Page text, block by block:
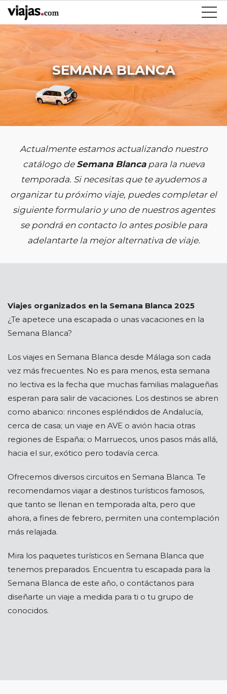
SEMANA BLANCA
Actualmente estamos actualizando nuestro
catálogo de Semana Blancapara la nueva
temporada. Si necesitas que te ayudemos a
organizar tu próximo viaje, puedes completar el
siguiente formulario y uno de nuestros agentes
se pondrá en contacto lo antes posible para
adelantarte la mejor alternativa de viaje.
Viajes organizados en la Semana Blanca 2025
¿Te apetece una escapada o unas vacaciones en la
Semana Blanca?
Los viajes en Semana Blanca desde Málaga son cada
vez más frecuentes. No es para menos, esta semana
no lectiva es la fecha que muchas familias malagueñas
esperan para salir de vacaciones. Los destinos se abren
como abanico: rincones espléndidos de Andalucía,
cerca de casa; un viaje en AVE o avión hacia otras
regiones de España; o Marruecos, unos pasos más allá,
hacia el sur, exótico pero todavía cerca.
Ofrecemos diversos circuitos en Semana Blanca. Te
recomendamos viajar a destinos turísticos famosos,
que tanto se llenan en temporada alta, pero que
ahora, a fines de febrero, permiten una contemplación
más relajada.
Mira los paquetes turísticos en Semana Blanca que
tenemos preparados. Encuentra tu escapada para la
Semana Blanca de este año, o contáctanos para
diseñarte un viaje a medida para ti o tu grupo de
conocidos.